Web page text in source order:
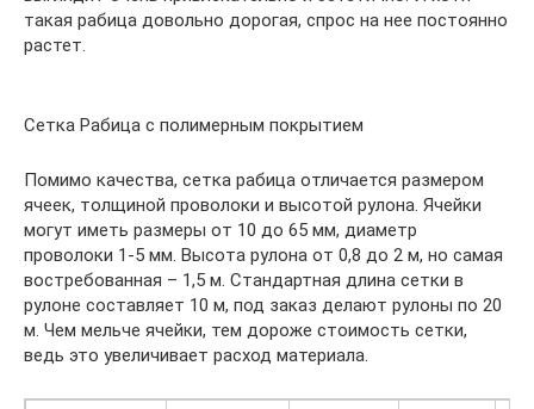
такая рабица довольно дорогая, спрос на нее постоянно
растет.
Сетка Рабица с полимерным покрытием
Помимо качества, сетка рабица отличается размером
ячеек, толщиной проволоки и высотой рулона. Ячейки
могут иметь размеры от 10 до 65 мм, диаметр
проволоки 1-5 мм. Высота рулона от 0,8 до 2 м, но самая
востребованная – 1,5 м. Стандартная длина сетки в
рулоне составляет 10 м, под заказ делают рулоны по 20
м. Чем мельче ячейки, тем дороже стоимость сетки,
ведь это увеличивает расход материала.